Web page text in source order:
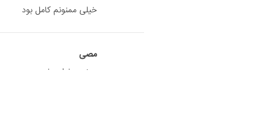
خیلی ممنونم کامل بود
مصی
ممنون خیلی خوب بود